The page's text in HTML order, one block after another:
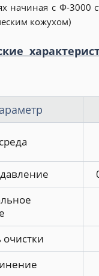
начиная с Ф-3000
кожухом)
очистки